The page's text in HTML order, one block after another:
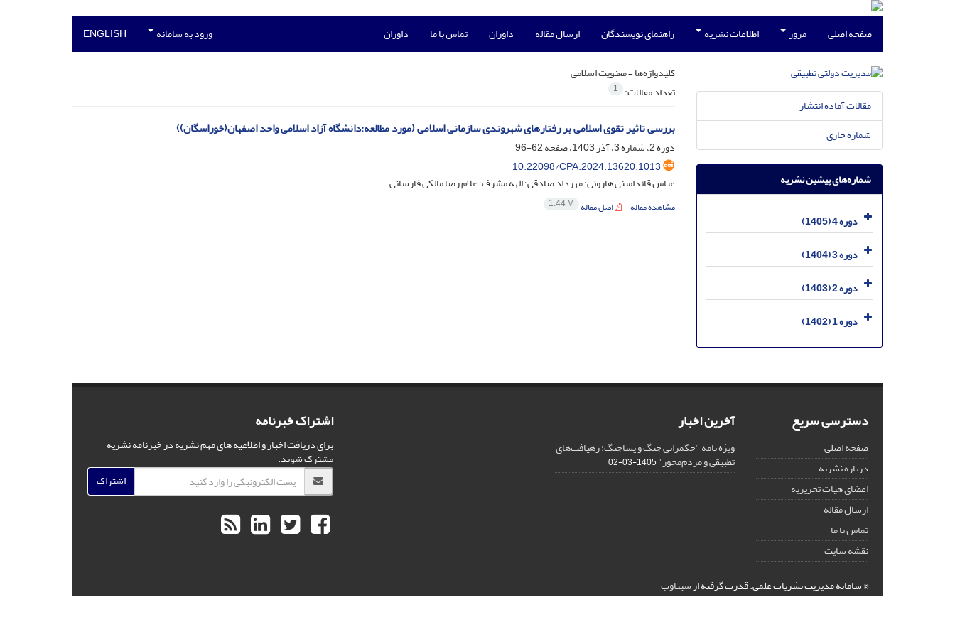
صفحه اصلی مرور اطلاعات نشریه راهنمای نویسندگان ارسال مقاله داوران تماس با ما داوران ورود به سامانه ENGLISH
کلیدواژه‌ها =معنویت اسلامی
تعداد مقالات: 1
بررسی تاثیر تقوی اسلامی بر رفتارهای شهروندی سازمانی اسلامی (مورد مطالعه:دانشگاه آزاد اسلامی واحد اصفهان(خوراسگان))
دوره 2، شماره 3، آذر 1403، صفحه
62-96
10.22098/CPA.2024.13620.1013
عباس قائدامینی هارونی؛ مهرداد صادقی؛ الهه مشرف؛ غلام رضا مالکی فارسانی
مشاهده مقاله اصل مقاله 1.44 M
مقالات آماده انتشار
شماره جاری
شماره‌های پیشین نشریه
دوره 4 (1405)
دوره 3 (1404)
دوره 2 (1403)
دوره 1 (1402)
دسترسی سریع
صفحه اصلی
درباره نشریه
اعضای هیات تحریریه
ارسال مقاله
تماس با ما
نقشه سایت
آخرین اخبار
ویژه نامه "حکمرانی جنگ و پساجنگ: رهیافت‌های
تطبیقی و مردم‌محور"1405-03-02
اشتراک خبرنامه
برای دریافت اخبار و اطلاعیه های مهم نشریه در خبرنامه نشریه
مشترک شوید.
اشتراک
© سامانه مدیریت نشریات علمی.قدرت گرفته ازسیناوب